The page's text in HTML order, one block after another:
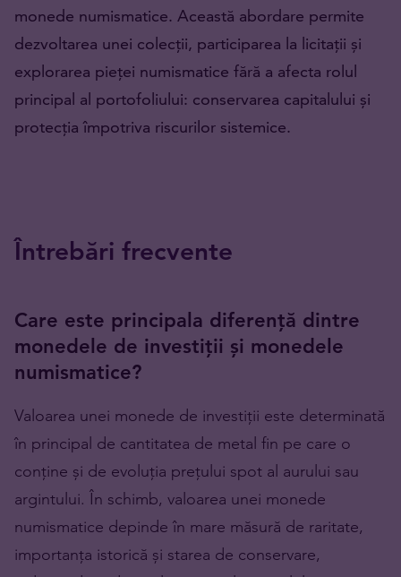
monede numismatice. Această abordare permite
dezvoltarea unei colecții, participarea la licitații și
explorarea pieței numismatice fără a afecta rolul
principal al portofoliului: conservarea capitalului și
protecția împotriva riscurilor sistemice.
Întrebări frecvente
Care este principala diferență dintre
monedele de investiții și monedele
numismatice?
Valoarea unei monede de investiții este determinată
în principal de cantitatea de metal fin pe care o
conține și de evoluția prețului spot al aurului sau
argintului. În schimb, valoarea unei monede
numismatice depinde în mare măsură de raritate,
importanța istorică și starea de conservare,